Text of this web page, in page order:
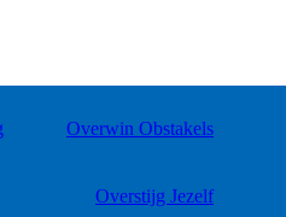
Overwin Obstakels
Overstijg Jezelf